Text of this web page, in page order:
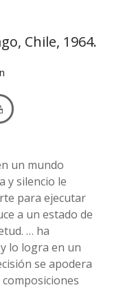
Chile, 1964.
un mundo
y silencio le
para ejecutar
a un estado de
… ha
lo logra en un
se apodera